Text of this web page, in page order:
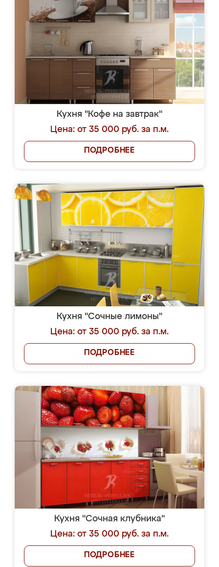
Кухня "Кофе на завтрак"
Цена: от 35 000 руб. за п.м.
ПОДРОБНЕЕ
Кухня "Сочные лимоны"
Цена: от 35 000 руб. за п.м.
ПОДРОБНЕЕ
Кухня "Сочная клубника"
Цена: от 35 000 руб. за п.м.
ПОДРОБНЕЕ